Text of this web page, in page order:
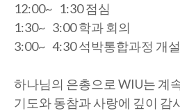
12:00~ 1:30 점심
1:30~ 3:00 학과 회의
3:00~ 4:30 석박통합과정 개
하나님의 은총으로 WIU는 계
기도와 동참과 사랑에 깊이 감